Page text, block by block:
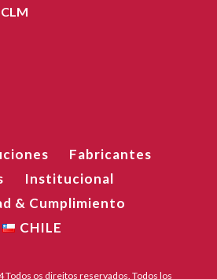
Fabricantes
Institucional
& Cumplimiento
CHILE
Todos os direitos reservados. Todos los